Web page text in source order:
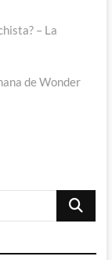
– La
de Wonder
Buscar